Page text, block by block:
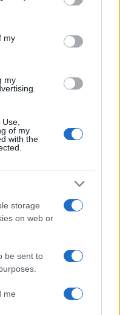
its third-party tags to
in below Google
my
my
of my
with the
storage
on web or
be sent to
me
ΑΕΙ: Έρχονται
δευτερεύοντα πτυχία
- 09:55
Ποινή κάθειρξης σε
του
Πώς
στις σχολές –